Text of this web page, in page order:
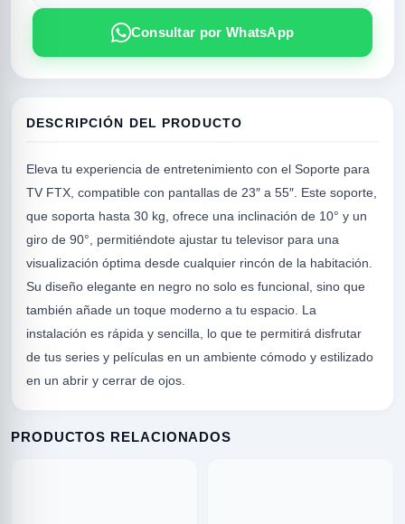
Consultar por WhatsApp
DESCRIPCIÓN DEL PRODUCTO
Eleva tu experiencia de entretenimiento con el Soporte para
TV FTX, compatible con pantallas de 23″ a 55″. Este soporte,
que soporta hasta 30 kg, ofrece una inclinación de 10° y un
giro de 90°, permitiéndote ajustar tu televisor para una
visualización óptima desde cualquier rincón de la habitación.
Su diseño elegante en negro no solo es funcional, sino que
también añade un toque moderno a tu espacio. La
instalación es rápida y sencilla, lo que te permitirá disfrutar
de tus series y películas en un ambiente cómodo y estilizado
en un abrir y cerrar de ojos.
PRODUCTOS RELACIONADOS